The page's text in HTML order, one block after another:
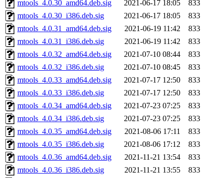
mtools_4.0.30_amd64.deb.sig 2021-06-17 18:05
833
mtools_4.0.30_i386.deb.sig
2021-06-17 18:05
833
mtools_4.0.31_amd64.deb.sig
2021-06-19 11:42
833
mtools_4.0.31_i386.deb.sig
2021-06-19 11:42
833
mtools_4.0.32_amd64.deb.sig
2021-07-10 08:44
833
mtools_4.0.32_i386.deb.sig
2021-07-10 08:45
833
mtools_4.0.33_amd64.deb.sig
2021-07-17 12:50
833
mtools_4.0.33_i386.deb.sig
2021-07-17 12:50
833
mtools_4.0.34_amd64.deb.sig
2021-07-23 07:25
833
mtools_4.0.34_i386.deb.sig
2021-07-23 07:25
833
mtools_4.0.35_amd64.deb.sig
2021-08-06 17:11
833
mtools_4.0.35_i386.deb.sig
2021-08-06 17:12
833
mtools_4.0.36_amd64.deb.sig
2021-11-21 13:54
833
mtools_4.0.36_i386.deb.sig
2021-11-21 13:55
833